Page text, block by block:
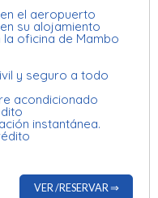
el aeropuerto
su alojamiento
oficina de Mambo
y seguro a todo
acondicionado
instantánea.
VER /RESERVAR ⇒